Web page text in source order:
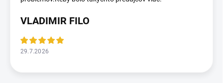
VLADIMIR FILO
29.7.2026